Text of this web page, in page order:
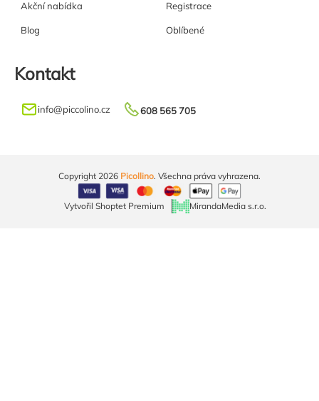
Akční nabídka
Blog
Registrace
Oblíbené
Kontakt
info@piccolino.cz 608 565 705
Vytvořil Shoptet Premium MirandaMedia s.r.o.
Copyright 2026 Picollino. Všechna práva vyhrazena.